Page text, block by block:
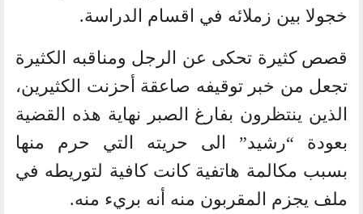
خجولا بين زملائه في اقسام الدراسة.
قصص كثيرة تحكى عن الرجل ومناقبه الكثيرة
تجعل من خبر توقيفه صاعقة أحزنت الكثيرين،
الذين ينتظرون بفارغ الصبر نهاية هذه القضية
بعودة “رشيد” الى حريته التي حرم منها
بسبب مكالمة هاتفية كانت كافية لتوريطه في
ملف يجزم المقربون منه أنه بريء منه.